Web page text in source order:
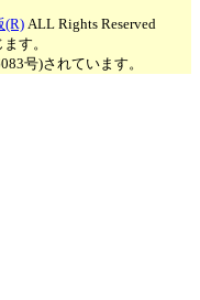
(R)ALL Rights Reserved
す。
号)されています。